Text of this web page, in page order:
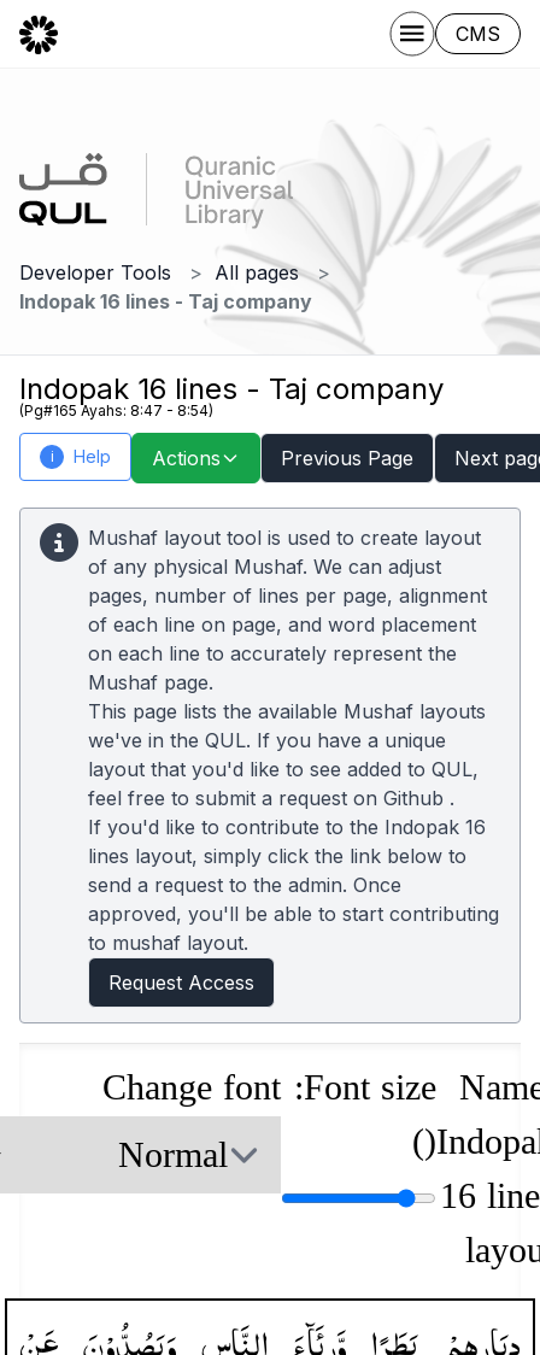
CMS
Developer Tools
All pages
Indopak 16 lines - Taj company
Indopak 16 lines - Taj company
(Pg#165 Ayahs: 8:47 - 8:54)
i Help Actions Previous Page Next
Mushaf layout tool is used to create layout
of any physical Mushaf. We can adjust
pages, number of lines per page, alignment
of each line on page, and word placement
on each line to accurately represent the
Mushaf page.
This page lists the available Mushaf layouts
we've in the QUL. If you have a unique
layout that you'd like to see added to QUL,
feel free to submit a request on Github .
If you'd like to contribute to the Indopak 16
lines layout, simply click the link below to
send a request to the admin. Once
approved, you'll be able to start contributing
to mushaf layout.
Request Access
16
Font size:
(
)
Change font